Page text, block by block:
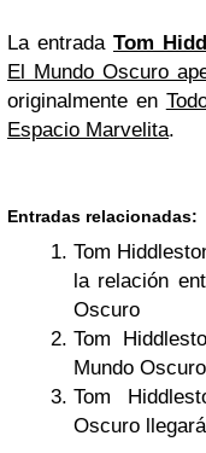
La entrada Tom
El Mundo Oscuro
originalmente en
Espacio Marvelita.
Entradas relacionadas:
Tom
la relación
Oscuro
Tom
Mundo Oscuro
Tom
Oscuro